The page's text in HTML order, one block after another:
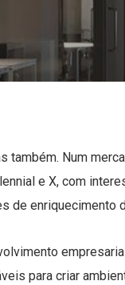
também. Num
e X, com
de
para criar